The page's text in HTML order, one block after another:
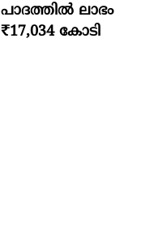
പാദത്തില്‍ ലാഭം
₹17,034 കോടി